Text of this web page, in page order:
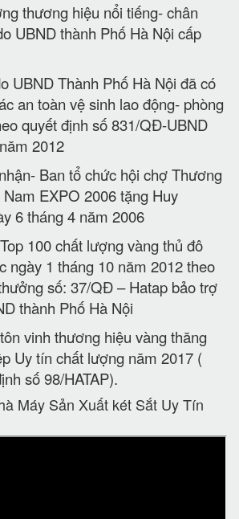
thương hiệu nổi tiếng- chân
UBND thành Phố Hà Nội cấp
Thành Phố Hà Nội đã có
an toàn vệ sinh lao động- phòng
quyết định số 831/QĐ-UBND
2012
Ban tổ chức hội chợ Thương
EXPO 2006 tặng Huy
6 tháng 4 năm 2006
100 chất lượng vàng thủ đô
ngày 1 tháng 10 năm 2012 theo
số: 37/QĐ – Hatap bảo trợ
thành Phố Hà Nội
vinh thương hiệu vàng thăng
Uy tín chất lượng năm 2017 (
số 98/HATAP).
Máy Sản Xuất két Sắt Uy Tín